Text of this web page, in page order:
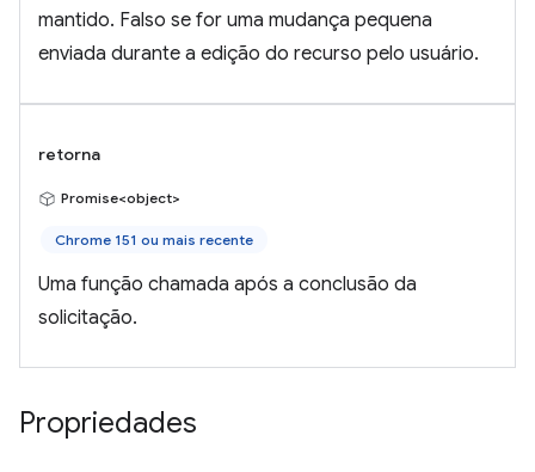
mantido. Falso se for uma mudança pequena
enviada durante a edição do recurso pelo usuário.
retorna
Promise<object>
Chrome 151 ou mais recente
Uma função chamada após a conclusão da
solicitação.
Propriedades